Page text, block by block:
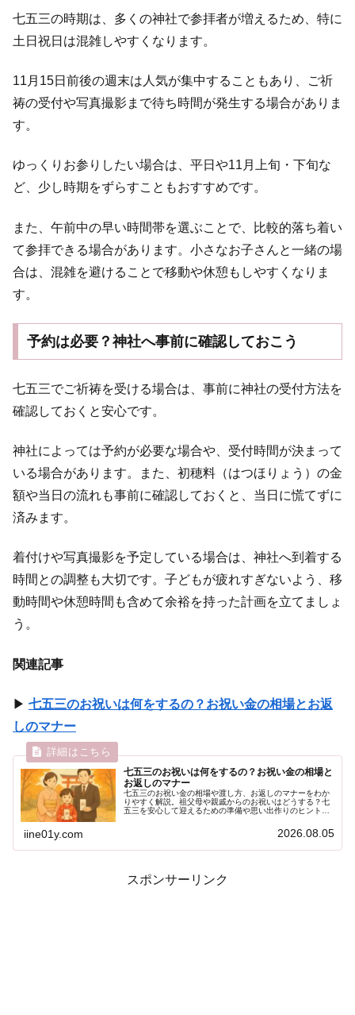
七五三の時期は、多くの神社で参拝者が増えるため、特に
土日祝日は混雑しやすくなります。
11月15日前後の週末は人気が集中することもあり、ご祈
祷の受付や写真撮影まで待ち時間が発生する場合がありま
す。
ゆっくりお参りしたい場合は、平日や11月上旬・下旬な
ど、少し時期をずらすこともおすすめです。
また、午前中の早い時間帯を選ぶことで、比較的落ち着い
て参拝できる場合があります。小さなお子さんと一緒の場
合は、混雑を避けることで移動や休憩もしやすくなりま
す。
予約は必要？神社へ事前に確認しておこう
七五三でご祈祷を受ける場合は、事前に神社の受付方法を
確認しておくと安心です。
神社によっては予約が必要な場合や、受付時間が決まって
いる場合があります。また、初穂料（はつほりょう）の金
額や当日の流れも事前に確認しておくと、当日に慌てずに
済みます。
着付けや写真撮影を予定している場合は、神社へ到着する
時間との調整も大切です。子どもが疲れすぎないよう、移
動時間や休憩時間も含めて余裕を持った計画を立てましょ
う。
関連記事
▶ 七五三のお祝いは何をするの？お祝い金の相場とお返
しのマナー
七五三のお祝いは何をするの？お祝い金の相場と
お返しのマナー
七五三のお祝い金の相場や渡し方、お返しのマナーをわか
りやすく解説。祖父母や親戚からのお祝いはどうする？七
五三を安心して迎えるための準備や思い出作りのヒントも
iine01y.com 2026.08.05
スポンサーリンク